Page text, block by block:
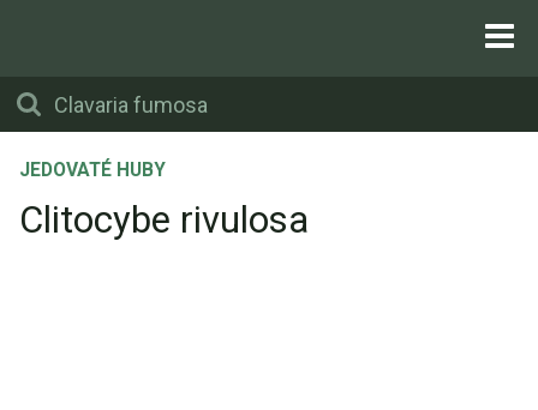
JEDOVATÉ HUBY
Clitocybe rivulosa